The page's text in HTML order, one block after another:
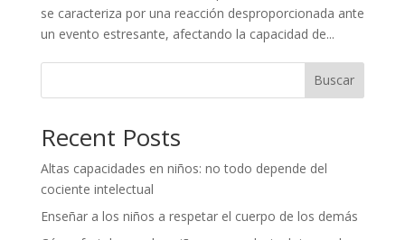
se caracteriza por una reacción desproporcionada ante
un evento estresante, afectando la capacidad de...
Buscar
Recent Posts
Altas capacidades en niños: no todo depende del
cociente intelectual
Enseñar a los niños a respetar el cuerpo de los demás